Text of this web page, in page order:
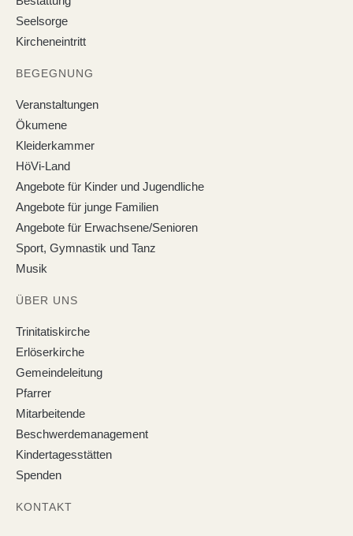
Seelsorge
Kircheneintritt
BEGEGNUNG
Veranstaltungen
Ökumene
Kleiderkammer
HöVi-Land
Angebote für Kinder und Jugendliche
Angebote für junge Familien
Angebote für Erwachsene/Senioren
Sport, Gymnastik und Tanz
Musik
ÜBER UNS
Trinitatiskirche
Erlöserkirche
Gemeindeleitung
Pfarrer
Mitarbeitende
Beschwerdemanagement
Kindertagesstätten
Spenden
KONTAKT